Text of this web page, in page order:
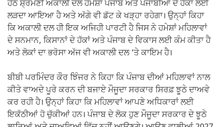
ਹੇਠ ਸ਼੍ਰੋਮਣੀ ਅਕਾਲੀ ਦਲ ਹਮੇਸ਼ਾਂ ਪੰਜਾਬ ਅਤੇ ਪੰਜਾਬੀਆਂ ਦੇ ਹੱਕਾਂ ਲਈ
ਲੜਦਾ ਆਇਆ ਹੈ ਅਤੇ ਅੱਗੇ ਵੀ ਡੱਟ ਕੇ ਖੜ੍ਹਾ ਰਹੇਗਾ। ਉਨ੍ਹਾਂ ਕਿਹਾ
ਕਿ ਅਕਾਲੀ ਦਲ ਹੀ ਇਕ ਅਜਿਹੀ ਪਾਰਟੀ ਹੈ ਜਿਸ ਨੇ ਹਮੇਸ਼ਾਂ ਮਹਿਲਾਵਾਂ
ਦੇ ਸਨਮਾਨ, ਕਿਸਾਨਾਂ ਦੇ ਹੱਕਾਂ ਅਤੇ ਪੰਜਾਬ ਦੇ ਵਿਕਾਸ ਲਈ ਕੰਮ ਕੀਤਾ ਹੈ
ਅਤੇ ਲੋਕਾਂ ਦਾ ਭਰੋਸਾ ਅੱਜ ਵੀ ਅਕਾਲੀ ਦਲ ‘ਤੇ ਕਾਇਮ ਹੈ।
ਬੀਬੀ ਪਰਮਿੰਦਰ ਕੌਰ ਝਿੰਜਰ ਨੇ ਕਿਹਾ ਕਿ ਪੰਜਾਬ ਦੀਆਂ ਮਹਿਲਾਵਾਂ ਨਾਲ
ਕੀਤੇ ਵਾਅਦੇ ਪੂਰੇ ਕਰਨ ਦੀ ਬਜਾਏ ਮੌਜੂਦਾ ਸਰਕਾਰ ਸਿਰਫ਼ ਝੂਠੇ ਦਾਅਵੇ
ਕਰ ਰਹੀ ਹੈ। ਉਨ੍ਹਾਂ ਕਿਹਾ ਕਿ ਮਹਿਲਾਵਾਂ ਆਪਣੇ ਅਧਿਕਾਰਾਂ ਲਈ
ਇਕੱਠੀਆਂ ਹੋ ਚੁੱਕੀਆਂ ਹਨ। ਪੰਜਾਬ ਦੇ ਲੋਕ ਹੁਣ ਮੌਜੂਦਾ ਸਰਕਾਰ ਦੇ ਝੂਠੇ